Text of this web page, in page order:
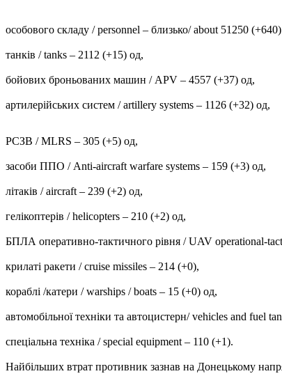
особового складу / personnel ‒ близько/ about 51250
танків / tanks ‒ 2112 (+15) од,
бойових броньованих машин / APV ‒ 4557 (+37) од,
артилерійських систем / artillery systems – 1126 (+32) од,
РСЗВ / MLRS – 305 (+5) од,
засоби ППО / Anti-aircraft warfare systems ‒ 159 (+3) од,
літаків / aircraft – 239 (+2) од,
гелікоптерів / helicopters – 210 (+2) од,
БПЛА оперативно-тактичного рівня / UAV operational-
крилаті ракети / cruise missiles ‒ 214 (+0),
кораблі /катери / warships / boats ‒ 15 (+0) од,
автомобільної техніки та автоцистерн/ vehicles and fuel
спеціальна техніка / special equipment ‒ 110 (+1).
Найбільших втрат противник зазнав на Донецькому